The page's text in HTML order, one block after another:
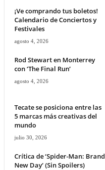
¡Ve comprando tus boletos!
Calendario de Conciertos y
Festivales
agosto 4, 2026
Rod Stewart en Monterrey
con ‘The Final Run’
agosto 4, 2026
Tecate se posiciona entre las
5 marcas más creativas del
mundo
julio 30, 2026
Crítica de ‘Spider-Man: Brand
New Day’ (Sin Spoilers)